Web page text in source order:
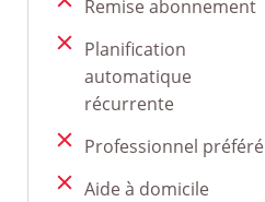
Remise abonnement
Planification
automatique
récurrente
Professionnel préféré
Aide à domicile